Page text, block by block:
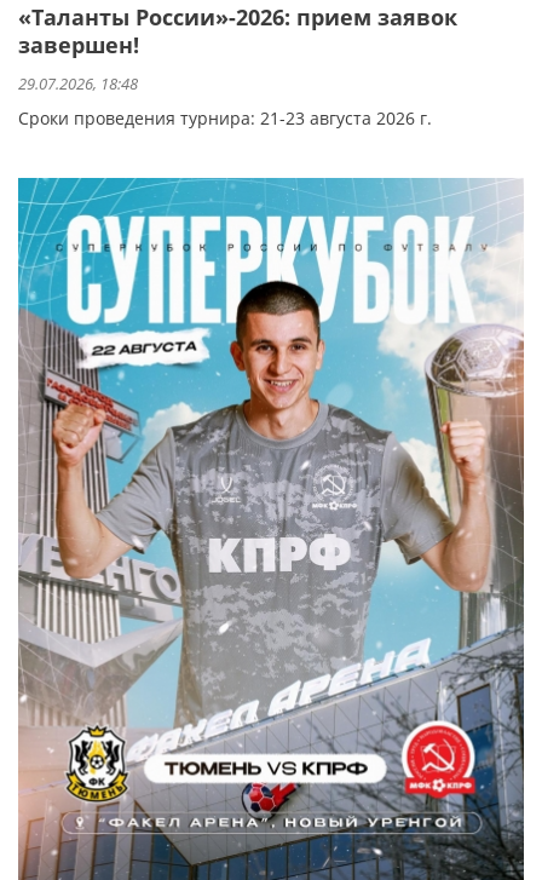
«Таланты России»-2026: прием заявок
завершен!
29.07.2026, 18:48
Сроки проведения турнира: 21-23 августа 2026 г.